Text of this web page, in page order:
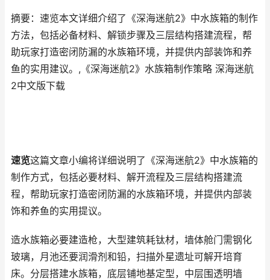
摘要：速览本文详细介绍了《深海迷航2》中水族箱的制作
方法，包括必备材料、解锁步骤及三层结构搭建流程，帮
助玩家打造密闭防漏的水族箱环境，并提供内部装饰和养
鱼的实用建议。,《深海迷航2》水族箱制作策略 深海迷航
2中文版下载
速览这篇文章小编将详细说明了《深海迷航2》中水族箱的
制作方式，包括必要材料、解开流程及三层结构搭建流
程，帮助玩家打造密闭防漏的水族箱环境，并提供内部装
饰和养鱼的实用提议。
造水族箱必要建造枪，大型建筑耗钛材，墙体舱门需钢化
玻璃，月池还要润滑剂和铅，扫描外星遗址可解开培育
床。分层搭建水族箱，底层铺地基定型，中层围透明墙